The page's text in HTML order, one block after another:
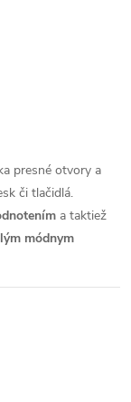
presné otvory a
či tlačidlá.
a taktiež
módnym